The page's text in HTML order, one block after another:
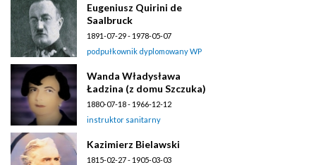
Eugeniusz Quirini de
Saalbruck
1891-07-29 - 1978-05-07
podpułkownik dyplomowany WP
Wanda Władysława
Ładzina (z domu Szczuka)
1880-07-18 - 1966-12-12
instruktor sanitarny
Kazimierz Bielawski
1815-02-27 - 1905-03-03